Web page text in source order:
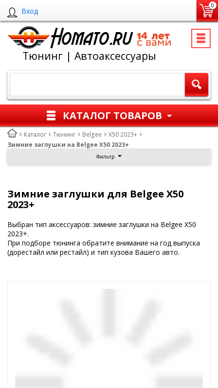
Вход
0
Тюнинг | Автоаксессуары
КАТАЛОГ ТОВАРОВ
Каталог Тюнинг Belgee
X50 2023+
Зимние заглушки на Belgee X50 2023+
Фильтр
Зимние заглушки для Belgee X50
2023+
Выбран тип аксессуаров: зимние заглушки на Belgee X50
2023+.
При подборе тюнинга обратите внимание на год выпуска
(дорестайл или рестайл) и тип кузова Вашего авто.